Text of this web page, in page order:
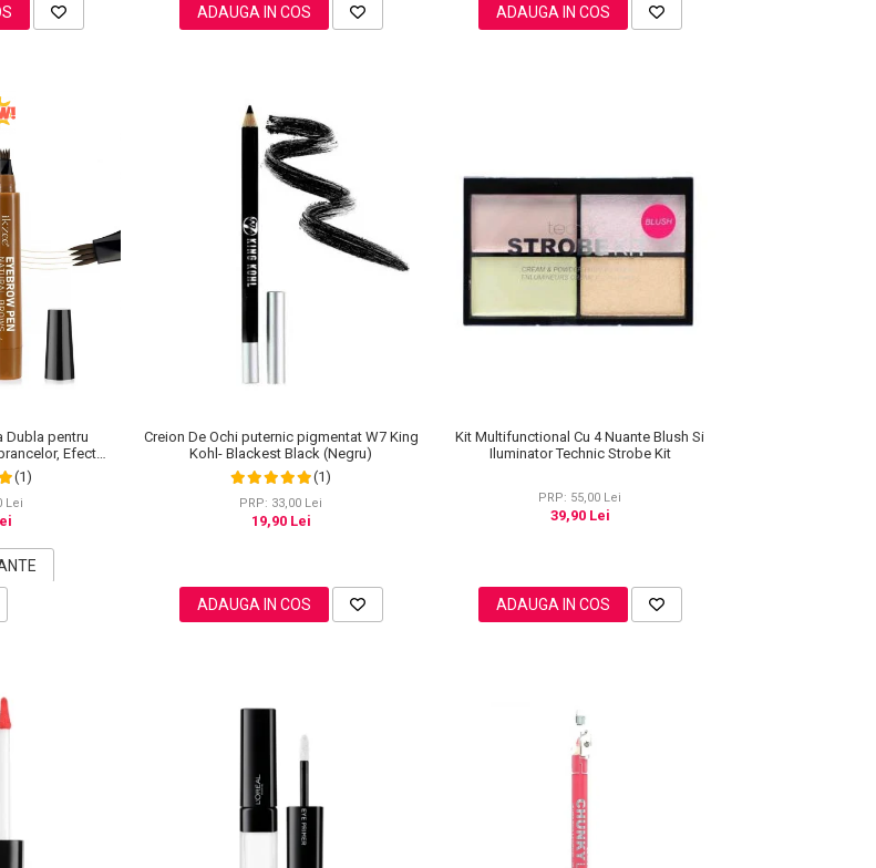
ADAUGA IN COS ADAUGA IN COS
Dubla pentru
Efect
Aspect de
(1)
Lei
Creion De Ochi puternic pigmentat W7 King
Kohl- Blackest Black (Negru)
(1)
PRP: 33,00 Lei
19,90 Lei
ADAUGA IN COS
Kit Multifunctional Cu 4 Nuante Blush Si
Iluminator Technic Strobe Kit
PRP: 55,00 Lei
39,90 Lei
ADAUGA IN COS